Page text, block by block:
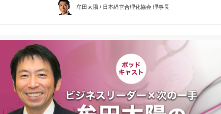
牟田太陽 / 日本経営合理化協会 理事長